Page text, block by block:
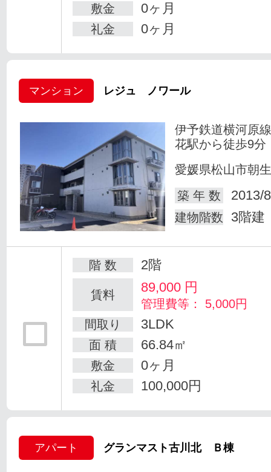
敷金 0ヶ月
礼金 0ヶ月
マンション レジュ ノワール
伊予鉄道横河原
花駅から徒歩9分
愛媛県松山市朝
築 年 数
2013/
建物階数 3階建
階 数 2階
賃料 89,000 円
管理費等： 5,000円
間取り
3LDK
面 積 66.84㎡
敷金 0ヶ月
礼金 100,000円
アパート グランマスト古川北 Ｂ棟